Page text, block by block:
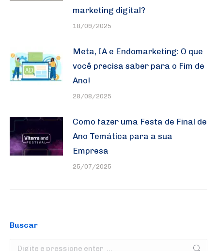
marketing digital?
18/09/2025
Meta, IA e Endomarketing: O que
você precisa saber para o Fim de
Ano!
28/08/2025
Como fazer uma Festa de Final de
Ano Temática para a sua
Empresa
25/07/2025
Buscar
Search: